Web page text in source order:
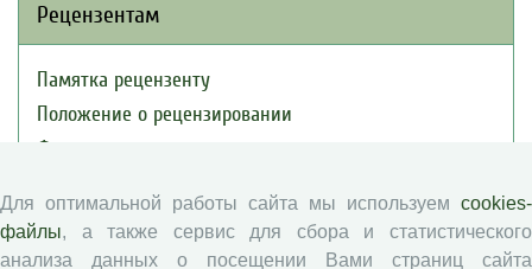
Рецензентам
Памятка рецензенту
Положение о рецензировании
Форма рецензии
Журналы ВолНЦ РАН
Для оптимальной работы сайта мы используем cookies-
файлы, а также сервис для сбора и статистического
анализа данных о посещении Вами страниц сайта